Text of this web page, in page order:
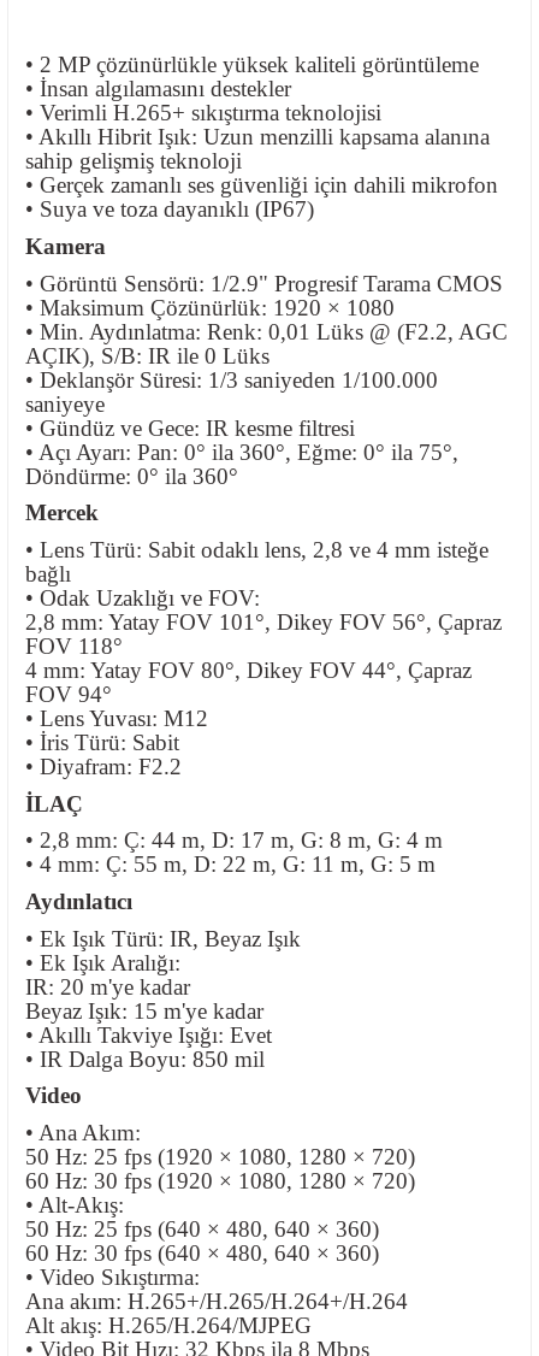
• 2 MP çözünürlükle yüksek kaliteli görüntüleme
• İnsan algılamasını destekler
• Verimli H.265+ sıkıştırma teknolojisi
• Akıllı Hibrit Işık: Uzun menzilli kapsama alanına
sahip gelişmiş teknoloji
• Gerçek zamanlı ses güvenliği için dahili mikrofon
• Suya ve toza dayanıklı (IP67)
Kamera
• Görüntü Sensörü: 1/2.9" Progresif Tarama CMOS
• Maksimum Çözünürlük: 1920 × 1080
• Min. Aydınlatma: Renk: 0,01 Lüks @ (F2.2, AGC
AÇIK), S/B: IR ile 0 Lüks
• Deklanşör Süresi: 1/3 saniyeden 1/100.000
saniyeye
• Gündüz ve Gece: IR kesme filtresi
• Açı Ayarı: Pan: 0° ila 360°, Eğme: 0° ila 75°,
Döndürme: 0° ila 360°
Mercek
• Lens Türü: Sabit odaklı lens, 2,8 ve 4 mm isteğe
bağlı
• Odak Uzaklığı ve FOV:
2,8 mm: Yatay FOV 101°, Dikey FOV 56°, Çapraz
FOV 118°
4 mm: Yatay FOV 80°, Dikey FOV 44°, Çapraz
FOV 94°
• Lens Yuvası: M12
• İris Türü: Sabit
• Diyafram: F2.2
İLAÇ
• 2,8 mm: Ç: 44 m, D: 17 m, G: 8 m, G: 4 m
• 4 mm: Ç: 55 m, D: 22 m, G: 11 m, G: 5 m
Aydınlatıcı
• Ek Işık Türü: IR, Beyaz Işık
• Ek Işık Aralığı:
IR: 20 m'ye kadar
Beyaz Işık: 15 m'ye kadar
• Akıllı Takviye Işığı: Evet
• IR Dalga Boyu: 850 mil
Video
• Ana Akım:
50 Hz: 25 fps (1920 × 1080, 1280 × 720)
60 Hz: 30 fps (1920 × 1080, 1280 × 720)
• Alt-Akış:
50 Hz: 25 fps (640 × 480, 640 × 360)
60 Hz: 30 fps (640 × 480, 640 × 360)
• Video Sıkıştırma:
Ana akım: H.265+/H.265/H.264+/H.264
Alt akış: H.265/H.264/MJPEG
• Video Bit Hızı: 32 Kbps ila 8 Mbps